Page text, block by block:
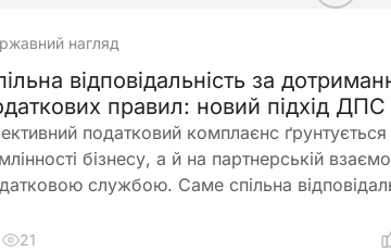
нагляд
відповідальність за
правил: новий підхід ДПС
податковий комплаєнс
бізнесу, а й на партнерській
службою. Саме спільна
допомагають мінімізувати податкові
21